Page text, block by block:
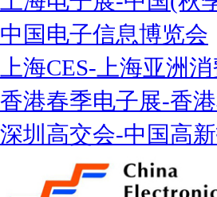
中国电子信息博览会
上海CES-上海亚洲
香港春季电子展-香
深圳高交会-中国高